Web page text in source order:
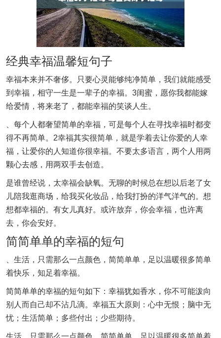
经典幸福温馨短句子
幸福本来并不奢侈。只要心灵能够纯净简单，我们就能感受
到幸福，相守一生是一辈子的幸福。3闺蜜，愿你我都能嫁
给爱情，将来老了，都能幸福的笑谈人生。
、每个人都奢望简单的幸福，可是每个人在寻找幸福时都变
得不再简单。2幸福其实很简单，就是学着去让你爱的人幸
福，让爱你的人知道你很幸福。不要太多语言，两个人用两
颗心去感，用两双手去创造。
是谁曾经说，太幸福会缺氧。无聊的时候总在想以后老了女
儿陪我逛商场，给我买化妆品，给我打扮的洋气洋气的。想
想都幸福的。有女儿真好。或许放弃，你会幸福，也许离
去，你会安好。
简简单单的幸福的短句
、生活，只需那么一点颜色，简简单单，足以温暖很多简单
着快乐，知足着幸福。
简简单单的幸福的短句如下：幸福犹如香水，你不可能泼向
别人而自己却不沾几滴。幸福五大原则：心中无恨；脑中无
忧；生活简单；多些付出；少些期待。
生活、只需那么一点颜色、简简单单、足以温暖很多简单着